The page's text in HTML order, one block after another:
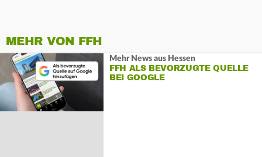
MEHR VON FFH
Mehr News aus Hessen
FFH ALS BEVORZUGTE QUELLE
BEI GOOGLE